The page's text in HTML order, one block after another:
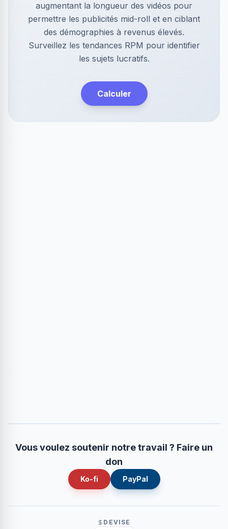
augmentant la longueur des vidéos pour
permettre les publicités mid-roll et en ciblant
des démographies à revenus élevés.
Surveillez les tendances RPM pour identifier
les sujets lucratifs.
Calculer
Vous voulez soutenir notre travail ? Faire un
don
Ko-fi PayPal
DEVISE